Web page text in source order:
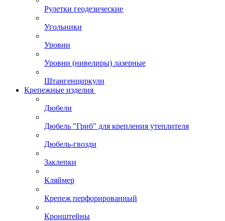
Рулетки геодезические
Угольники
Уровни
Уровни (нивелиры) лазерные
Штангенциркули
Крепежные изделия
Дюбели
Дюбель "Гриб" для крепления утеплителя
Дюбель-гвозди
Заклепки
Кляймер
Крепеж перфорированный
Кронштейны